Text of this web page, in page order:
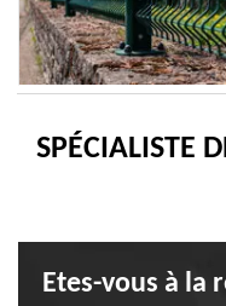
SPÉCIALISTE
Etes-vous à la